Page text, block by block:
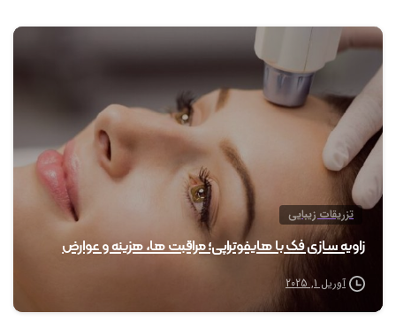
تزریقات زیبایی
زاویه سازی فک با هایفوتراپی؛ مراقبت ها، هزینه و عوارض
آوریل 1, 2025